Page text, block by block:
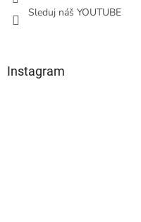
Sleduj náš YOUTUBE
Instagram